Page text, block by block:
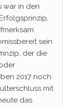
war in den
sein
der die
2017 noch
mit
das